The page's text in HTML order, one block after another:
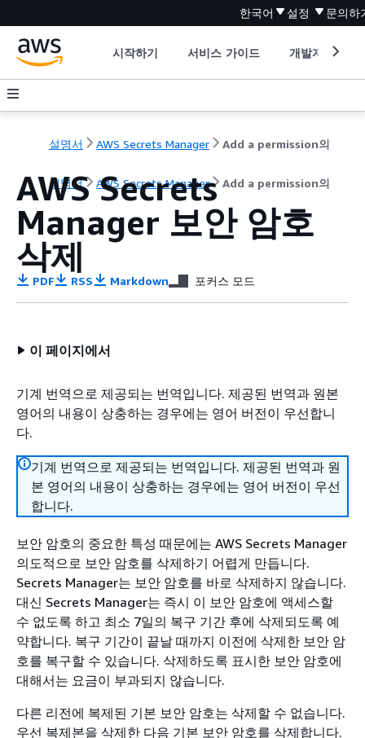
한국어 설정 문의하
시작하기 서비스 가이드 개발자 도구
설명서 AWS Secrets Manager Add a permission의
설명서 AWS Secrets Manager Add a permission의
AWS Secrets
Manager 보안 암호
삭제
PDF RSS Markdown 포커스 모드
이 페이지에서
기계 번역으로 제공되는 번역입니다. 제공된 번역과 원본
영어의 내용이 상충하는 경우에는 영어 버전이 우선합니
다.
기계 번역으로 제공되는 번역입니다. 제공된 번역과 원
본 영어의 내용이 상충하는 경우에는 영어 버전이 우선
합니다.
보안 암호의 중요한 특성 때문에는 AWS Secrets Manager
의도적으로 보안 암호를 삭제하기 어렵게 만듭니다.
Secrets Manager는 보안 암호를 바로 삭제하지 않습니다.
대신 Secrets Manager는 즉시 이 보안 암호에 액세스할
수 없도록 하고 최소 7일의 복구 기간 후에 삭제되도록 예
약합니다. 복구 기간이 끝날 때까지 이전에 삭제한 보안 암
호를 복구할 수 있습니다. 삭제하도록 표시한 보안 암호에
대해서는 요금이 부과되지 않습니다.
다른 리전에 복제된 기본 보안 암호는 삭제할 수 없습니다.
우선 복제본을 삭제한 다음 기본 보안 암호를 삭제합니다.